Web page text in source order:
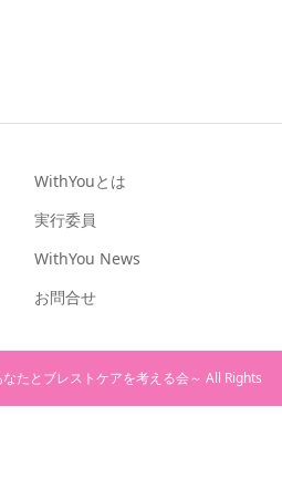
WithYouとは
実行委員
WithYou News
お問合せ
たとブレストケアを考える会～ All Rights